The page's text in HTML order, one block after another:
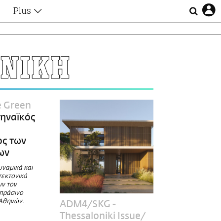
Plus
Αφιερώματα
Ζώδια
Οι Αθηναίοι
Απώλειες
Επιλογές
Green
των
και
τον
ADM4/SKG -
Thessaloniki Issue